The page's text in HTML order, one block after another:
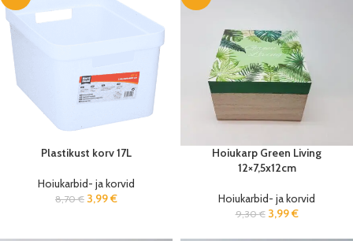
Plastikust korv 17L
Hoiukarbid- ja korvid
8,70€ 3,99€
Hoiukarp Green Living
12×7,5x12cm
Hoiukarbid- ja korvid
9,30€ 3,99€